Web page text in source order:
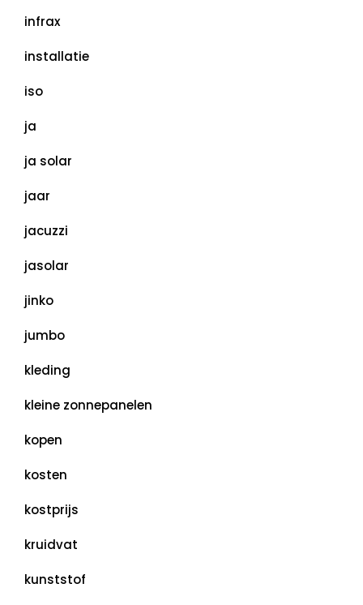
infrax
installatie
iso
ja
ja solar
jaar
jacuzzi
jasolar
jinko
jumbo
kleding
kleine zonnepanelen
kopen
kosten
kostprijs
kruidvat
kunststof